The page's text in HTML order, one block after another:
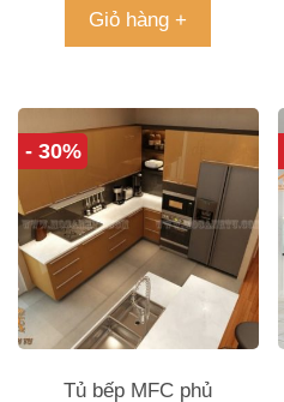
Giỏ hàng +
- 30%
Tủ bếp MFC phủ